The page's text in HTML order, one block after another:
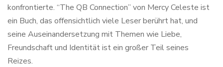
konfrontierte. “The QB Connection” von Mercy Celeste ist
ein Buch, das offensichtlich viele Leser berührt hat, und
seine Auseinandersetzung mit Themen wie Liebe,
Freundschaft und Identität ist ein großer Teil seines
Reizes.